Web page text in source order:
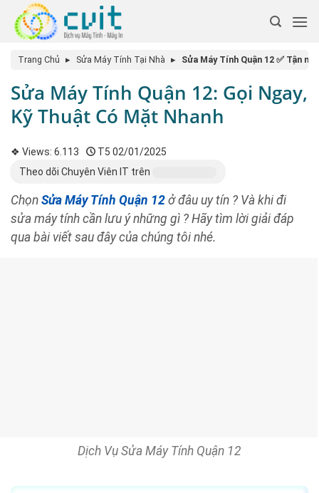
Trang Chủ ▸ Sửa Máy Tính Tại Nhà ▸ Sửa Máy Tính Quận 12 ✅ Tận nơi
Sửa Máy Tính Quận 12: Gọi Ngay,
Kỹ Thuật Có Mặt Nhanh
❖ Views: 6.113
T5 02/01/2025
Theo dõi Chuyên Viên IT trên
Chọn Sửa Máy Tính Quận 12 ở đâu uy tín ? Và khi đi
sửa máy tính cần lưu ý những gì ? Hãy tìm lời giải đáp
qua bài viết sau đây của chúng tôi nhé.
Dịch Vụ Sửa Máy Tính Quận 12